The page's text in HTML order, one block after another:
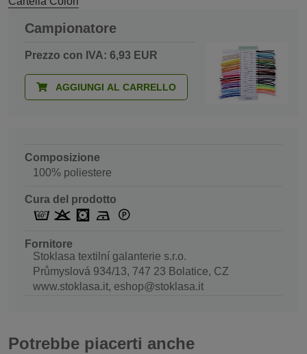
Campionatore
Prezzo con IVA: 6,93 EUR
AGGIUNGI AL CARRELLO
Composizione
100% poliestere
Cura del prodotto
Fornitore
Stoklasa textilní galanterie s.r.o.
Průmyslová 934/13, 747 23 Bolatice, CZ
www.stoklasa.it, eshop@stoklasa.it
Potrebbe piacerti anche